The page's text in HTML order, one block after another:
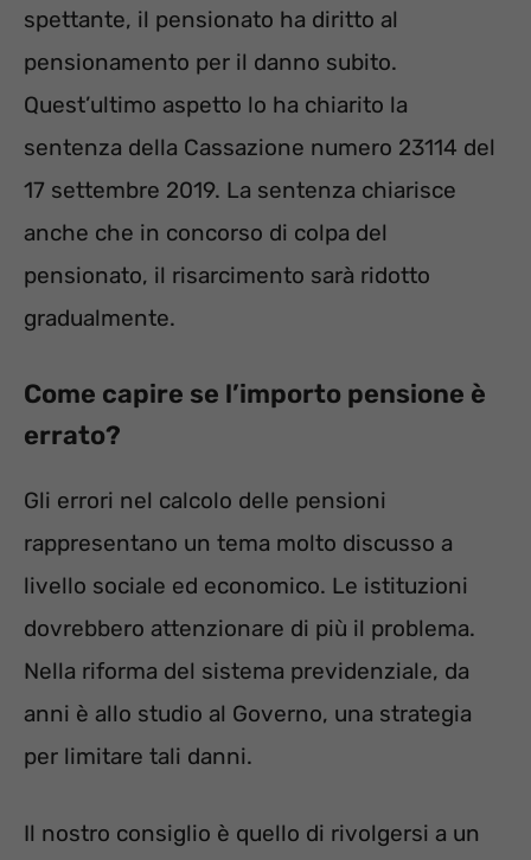
spettante, il pensionato ha diritto al
pensionamento per il danno subito.
Quest’ultimo aspetto lo ha chiarito la
sentenza della Cassazione numero 23114 del
17 settembre 2019. La sentenza chiarisce
anche che in concorso di colpa del
pensionato, il risarcimento sarà ridotto
gradualmente.
Come capire se l’importo pensione è
errato?
Gli errori nel calcolo delle pensioni
rappresentano un tema molto discusso a
livello sociale ed economico. Le istituzioni
dovrebbero attenzionare di più il problema.
Nella riforma del sistema previdenziale, da
anni è allo studio al Governo, una strategia
per limitare tali danni.
Il nostro consiglio è quello di rivolgersi a un